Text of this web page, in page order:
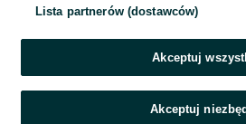
Lista partnerów (dostawców)
Akceptuj
Akceptuj